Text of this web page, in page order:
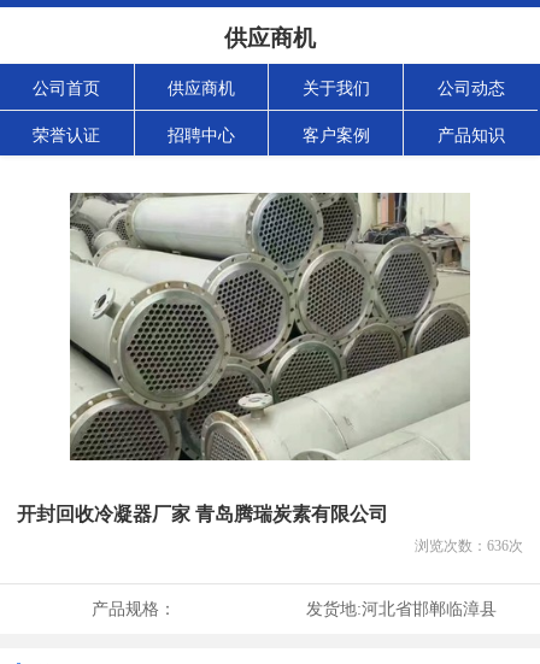
供应商机
公司首页 供应商机 关于我们 公司动态
荣誉认证 招聘中心 客户案例 产品知识
开封回收冷凝器厂家 青岛腾瑞炭素有限公司
浏览次数： 636次
产品规格： 发货地:河北省邯郸临漳县